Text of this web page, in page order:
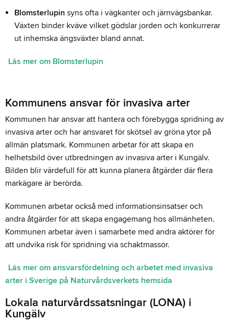
Blomsterlupin syns ofta i vägkanter och järnvägsbankar.
Växten binder kväve vilket gödslar jorden och konkurrerar
ut inhemska ängsväxter bland annat.
Läs mer om Blomsterlupin
Kommunens ansvar för invasiva arter
Kommunen har ansvar att hantera och förebygga spridning av
invasiva arter och har ansvaret för skötsel av gröna ytor på
allmän platsmark. Kommunen arbetar för att skapa en
helhetsbild över utbredningen av invasiva arter i Kungälv.
Bilden blir värdefull för att kunna planera åtgärder där flera
markägare är berörda.
Kommunen arbetar också med informationsinsatser och
andra åtgärder för att skapa engagemang hos allmänheten.
Kommunen arbetar även i samarbete med andra aktörer för
att undvika risk för spridning via schaktmassor.
Läs mer om ansvarsfördelning och arbetet med invasiva
arter i Sverige på Naturvårdsverkets hemsida
Lokala naturvårdssatsningar (LONA) i
Kungälv